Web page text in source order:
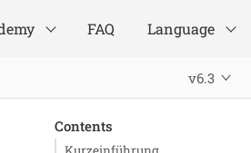
FAQ Language
v6.3
Contents